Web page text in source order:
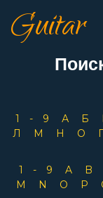
Guitar
1-9 А Б
Л
М Н О
1-9
A B
M
N O P